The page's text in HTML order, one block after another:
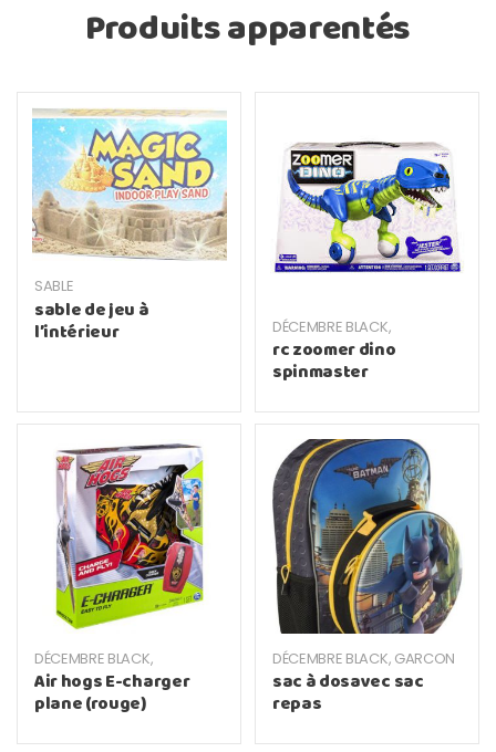
Produits apparentés
SABLE
sable de jeu à
l’intérieur
DÉCEMBRE BLACK,
TELEGUIDES
rc zoomer dino
spinmaster
DÉCEMBRE BLACK,
TELEGUIDES
Air hogs E-charger
plane (rouge)
DÉCEMBRE BLACK, GARCON
sac à dosavec sac
repas